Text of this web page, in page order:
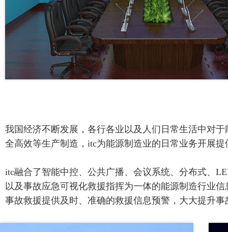
我国经济不断发展，各行各业以及人们日常生活中对
全高效等生产制造，itc为能源制造业的日常业务开展
itc融合了智能中控、公共广播、会议系统、分布式、
以及事故应急可视化救援指挥为一体的能源制造行业
事故救援提供及时、准确的救援信息预警，大大提升